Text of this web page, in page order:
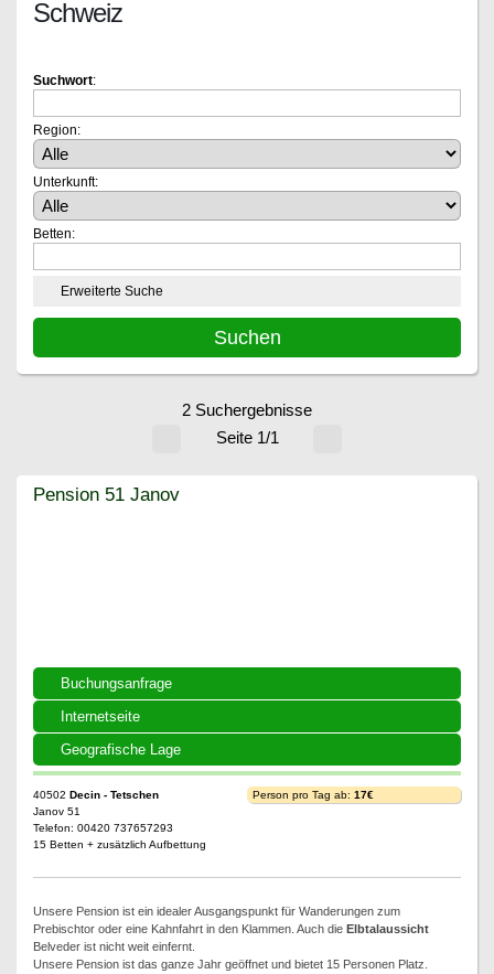
Schweiz
Suchwort:
Region:
Unterkunft:
Betten:
Erweiterte Suche
2 Suchergebnisse
Seite 1/1
Pension 51 Janov
Buchungsanfrage
Internetseite
Geografische Lage
Pension 51 Janov
40502 Decin - Tetschen
Janov 51
Telefon: 00420 737657293
15 Betten + zusätzlich Aufbettung
Person pro Tag ab: 17€
Unsere Pension ist ein idealer Ausgangspunkt für Wanderungen zum
Prebischtor oder eine Kahnfahrt in den Klammen. Auch die Elbtalaussicht
Belveder ist nicht weit einfernt.
Unsere Pension ist das ganze Jahr geöffnet und bietet 15 Personen Platz.